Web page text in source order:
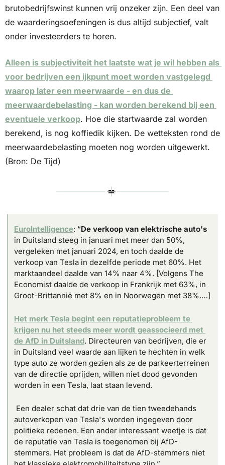
brutobedrijfswinst kunnen vrij onzeker zijn. Een deel van
de waarderingsoefeningen is dus altijd subjectief, valt
onder investeerders te horen.
Alleen is subjectiviteit het laatste wat je wil hebben als
voor bedrijven een ijkpunt moet worden vastgelegd
waarop later een meerwaarde - en dus de
meerwaardebelasting - kan worden berekend bij een
eventuele verkoop. Hoe die startwaarde zal worden
berekend, is nog koffiedik kijken. De wetteksten rond de
meerwaardebelasting moeten nog worden uitgewerkt.
(Bron: De Tijd)
EuroIntelligence: “De verkoop van elektrische auto's
in Duitsland steeg in januari met meer dan 50%,
vergeleken met januari 2024, en toch daalde de
verkoop van Tesla in dezelfde periode met 60%. Het
marktaandeel daalde van 14% naar 4%. [Volgens The
Economist daalde de verkoop in Frankrijk met 63%, in
Groot-Brittannië met 8% en in Noorwegen met 38%.…]
Het merk Tesla begint een reputatieprobleem te
krijgen nu het steeds meer wordt geassocieerd met
de AfD in Duitsland. Directeuren van bedrijven, die er
in Duitsland veel waarde aan lijken te hechten in welk
type auto ze worden gezien als ze de parkeerterreinen
van de directie oprijden, willen niet dood gevonden
worden in een Tesla, laat staan levend.
autoverkopen van Tesla's worden ingegeven door
politieke redenen. Een ander interessant weetje is dat
de reputatie van Tesla is toegenomen bij AfD-
stemmers. Het probleem is dat de AfD-stemmers niet